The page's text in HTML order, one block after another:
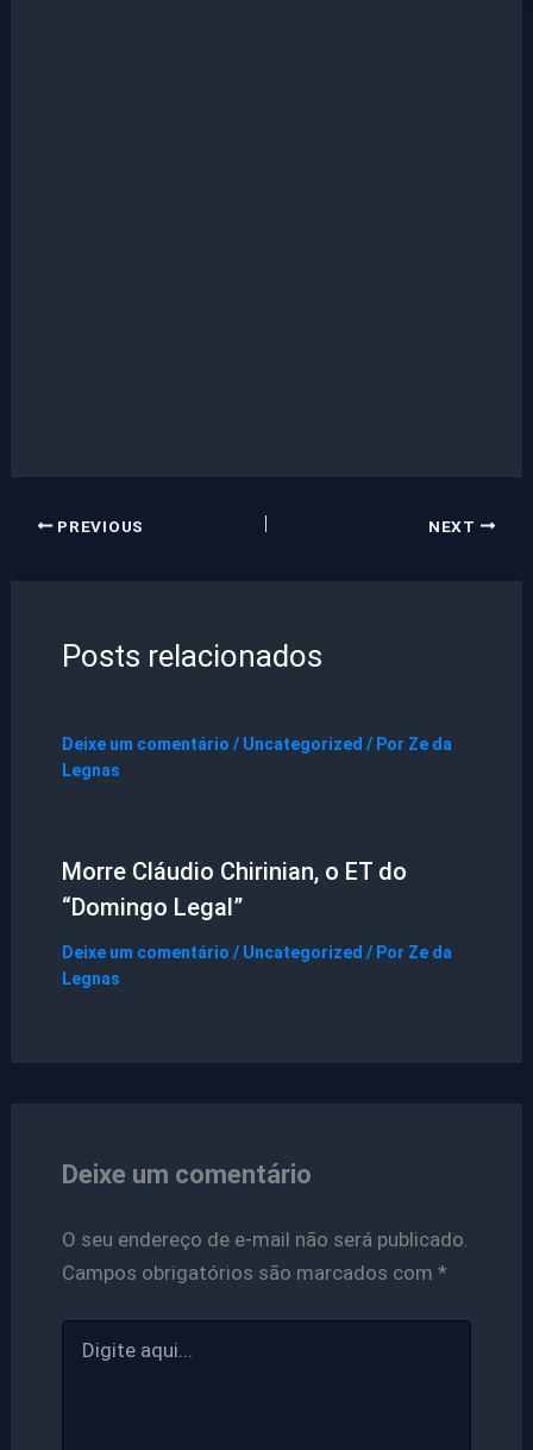
PREVIOUS NEXT
Posts relacionados
Deixe um comentário / Uncategorized / Por Ze da
Legnas
Morre Cláudio Chirinian, o ET do
“Domingo Legal”
Deixe um comentário / Uncategorized / Por Ze da
Legnas
Deixe um comentário
O seu endereço de e-mail não será publicado.
Campos obrigatórios são marcados com *
aqui...